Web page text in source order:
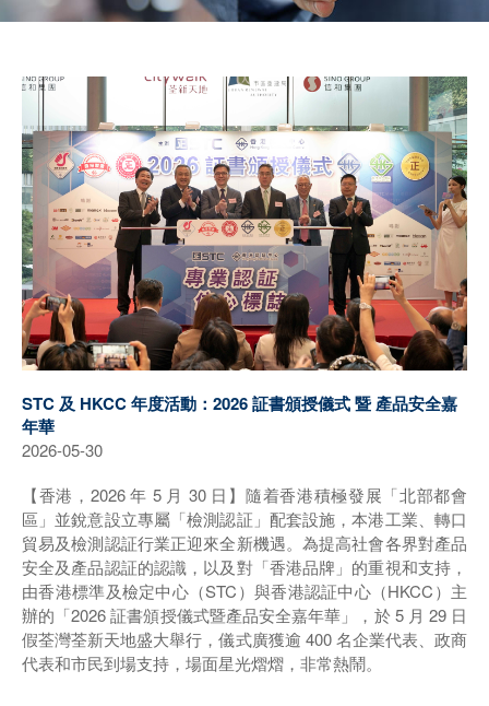
STC 及 HKCC 年度活動：2026 証書頒授儀式 暨 產品安全嘉
年華
2026-05-30
【香港，2026 年 5 月 30 日】隨着香港積極發展「北部都會
區」並銳意設立專屬「檢測認証」配套設施，本港工業、轉口
貿易及檢測認証行業正迎來全新機遇。為提高社會各界對產品
安全及產品認証的認識，以及對「香港品牌」的重視和支持，
由香港標準及檢定中心（STC）與香港認証中心（HKCC）主
辦的「2026 証書頒授儀式暨產品安全嘉年華」，於 5 月 29 日
假荃灣荃新天地盛大舉行，儀式廣獲逾 400 名企業代表、政商
代表和市民到場支持，場面星光熠熠，非常熱鬧。